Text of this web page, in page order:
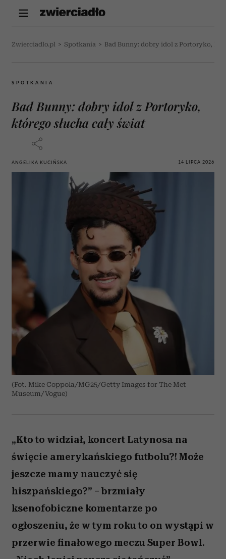
Zwierciadlo.pl > Spotkania > Bad Bunny: dobry idol z Portoryko,
SPOTKANIA
Bad Bunny: dobry idol z Portoryko,
którego słucha cały świat
ANGELIKA KUCIŃSKA 14 LIPCA 2026
(Fot. Mike Coppola/MG25/Getty Images for The Met
Museum/Vogue)
„Kto to widział, koncert Latynosa na
święcie amerykańskiego futbolu?! Może
jeszcze mamy nauczyć się
hiszpańskiego?” – brzmiały
ksenofobiczne komentarze po
ogłoszeniu, że w tym roku to on wystąpi w
przerwie finałowego meczu Super Bowl.